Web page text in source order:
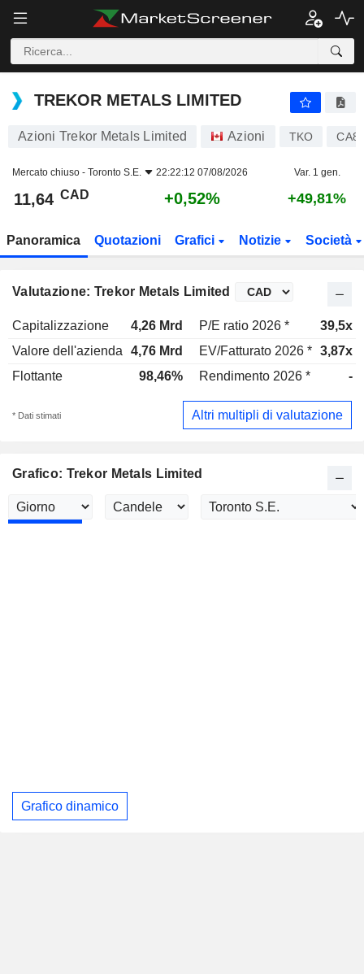
TREKOR METALS LIMITED
TREKOR METALS LIMITED
Azioni Trekor Metals Limited Azioni TKO
Mercato chiuso - Toronto S.E. 22:22:12 07/08/2026 Var. 1 gen.
11,64 CAD +0,52% +49,81%
Panoramica Quotazioni Grafici Notizie Società
Valutazione: Trekor Metals Limited
Capitalizzazione 4,26 Mrd P/E ratio 2026 *
39,5x
Valore dell'azienda
4,76 Mrd EV/Fatturato 2026 * 3,87x
Flottante
98,46% Rendimento 2026 * -
* Dati stimati Altri multipli di valutazione
Grafico: Trekor Metals Limited
Grafico dinamico